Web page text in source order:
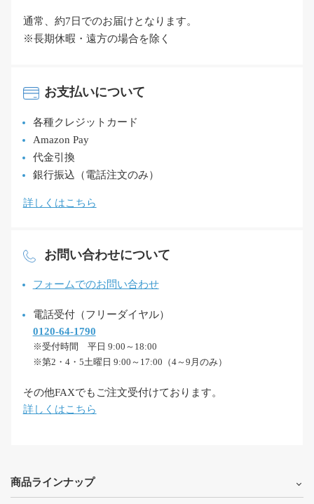
通常、約7日でのお届けとなります。
※長期休暇・遠方の場合を除く
お支払いについて
各種クレジットカード
Amazon Pay
代金引換
銀行振込（電話注文のみ）
詳しくはこちら
お問い合わせについて
フォームでのお問い合わせ
電話受付（フリーダイヤル）
0120-64-1790
※受付時間 平日 9:00～18:00
※第2・4・5土曜日 9:00～17:00（4～9月のみ）
その他FAXでもご注文受付けております。
詳しくはこちら
商品ラインナップ